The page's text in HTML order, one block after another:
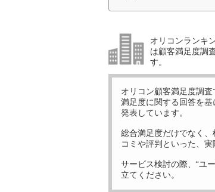
オリコンランキ
は顧客満足度調
す。
オリコン顧客満足度調
満足度に関する回答を
発表しています。
総合満足度だけでなく
コミや評判といった、
サービス検討の際、“ユ
立てください。